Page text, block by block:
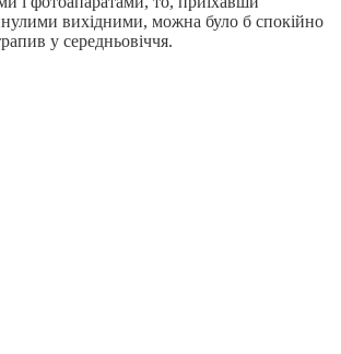
вихідними, можна було б спокійно
у середньовіччя.